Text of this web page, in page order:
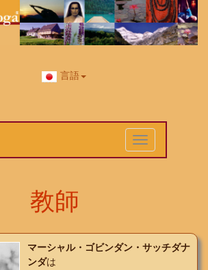
言語
Toggle
navigation
教師
マーシャル・ゴビンダン・サッチダナ
ンダは